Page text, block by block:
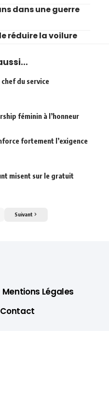
dans une guerre
réduire la voilure
du service
féminin à l’honneur
fortement l’exigence
misent sur le gratuit
Suivant
Mentions Légales
Contact